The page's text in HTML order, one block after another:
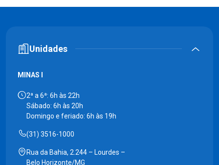
Unidades
MINAS I
2ª a 6ª: 6h às 22h
Sábado: 6h às 20h
Domingo e feriado: 6h às 19h
(31) 3516-1000
Rua da Bahia, 2.244 – Lourdes –
Belo Horizonte/MG